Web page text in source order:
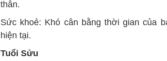
thân.
Sức khoẻ: Khó cân bằng thời gian của
hiện tại.
Tuổi Sửu